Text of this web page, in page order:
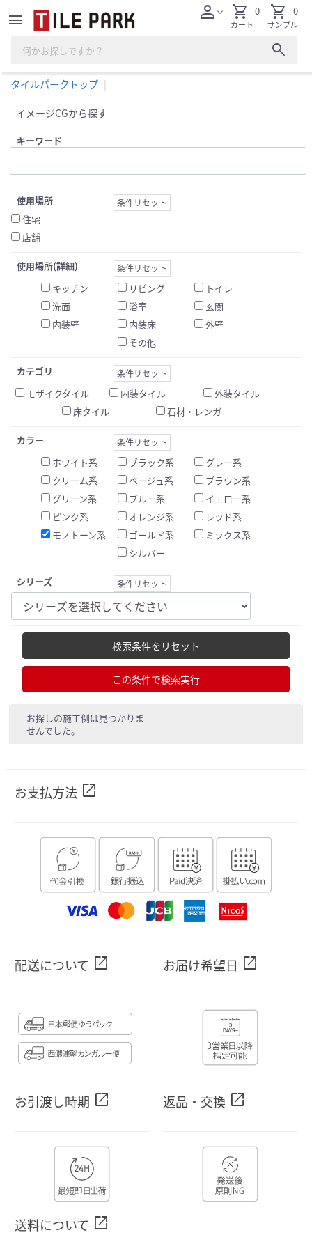
menu
search
personexpand_more shopping_cart
カート
0 shopping_cart
サンプル
0
タイルパークトップ
イメージCGから探す
キーワード
使用場所 条件リセット
住宅
店舗
使用場所(詳細) 条件リセット
キッチン リビング
トイレ
洗面
浴室
玄関
内装壁
内装床
外壁
その他
カテゴリ 条件リセット
モザイクタイル 内装タイル
外装タイル
床タイル
石材・レンガ
カラー 条件リセット
ホワイト系 ブラック系
グレー系
クリーム系
ベージュ系
ブラウン系
グリーン系
ブルー系
イエロー系
ピンク系
オレンジ系
レッド系
モノトーン系
ゴールド系
ミックス系
シルバー
シリーズ 条件リセット
検索条件をリセット
この条件で検索実行
お探しの施工例は見つかりま
せんでした。
お支払方法 open_in_new
配送について open_in_new お届け希望日 open_in_new
お引渡し時期 open_in_new 返品・交換 open_in_new
送料について open_in_new